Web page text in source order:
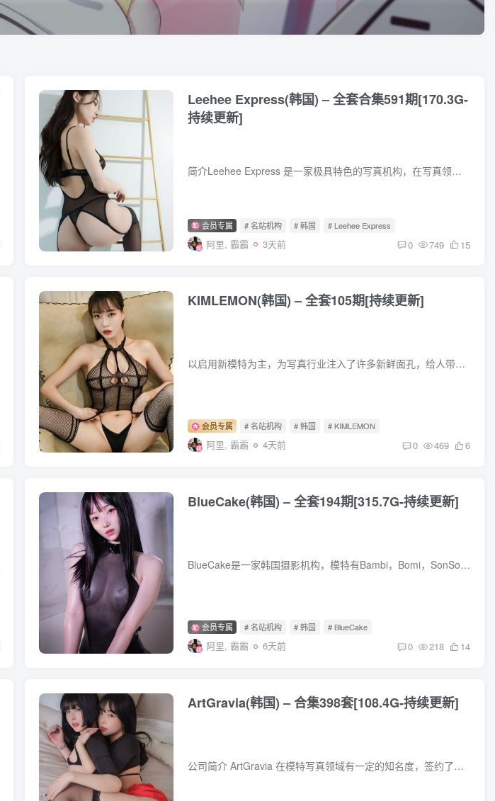
Leehee Express(韩国) – 全套合集591期[170.3G-
持续更新]
简介Leehee Express 是一家极具特色的写真机构，在写真领域独树一帜。它由韩国网红李熙恩创立，李熙恩不仅外貌出众、性感迷人，还极具商业头脑。最初，她以电商品牌起步，销售女装和性感内衣，...
会员专属 # 名站机构 # 韩国 # Leehee Express
阿里, 霸霸 3天前 0 749 15
KIMLEMON(韩国) – 全套105期[持续更新]
以启用新模特为主，为写真行业注入了许多新鲜面孔，给人带来耳目一新的感觉。其模特风格多样，能驾驭不同的拍摄主题和风格。写真作品涵盖多种类型，包括美少女 Cosplay、私房写真等。从一些预览...
会员专属 # 名站机构 # 韩国 # KIMLEMON
阿里, 霸霸 4天前 0 469 6
BlueCake(韩国) – 全套194期[315.7G-持续更新]
BlueCake是一家韩国摄影机构，模特有Bambi，Bomi，SonSon，Jenny，Yuna等一众模特，作品也包含一部分Cos，机构新创作品还不是很多 合集目录在预览图下面 合集目录(持续更新…) [8.1]194.[BLUECA...
会员专属 # 名站机构 # 韩国 # BlueCake
阿里, 霸霸 6天前 0 218 14
ArtGravia(韩国) – 合集398套[108.4G-持续更新]
公司简介 ArtGravia 在模特写真领域有一定的知名度，签约了不少模特，通过专业的拍摄和制作，在社交媒体等平台上推出模特们的写真作品，吸引了众多粉丝关注。不过，该公司曾传出负面新闻，有 3 ...